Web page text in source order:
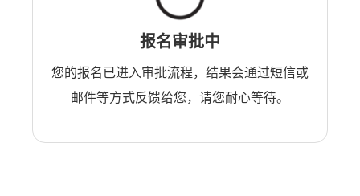
报名审批中
您的报名已进入审批流程，结果会通过短信或
邮件等方式反馈给您，请您耐心等待。